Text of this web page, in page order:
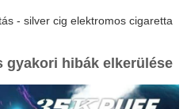
- silver cig elektromos cigaretta
gyakori hibák elkerülése